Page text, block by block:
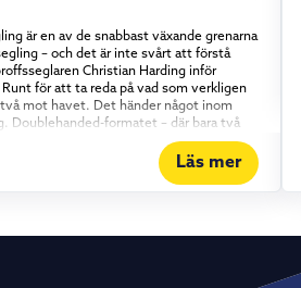
är en av de snabbast växande grenarna
– och det är inte svårt att förstå
Christian Harding inför
för att ta reda på vad som verkligen
två mot havet. Det händer något inom
Doublehanded-formatet – där bara två
båten – har vuxit stadigt under det
decenniet, och intresset visar inga
av. Vi tog en tur med proffsseglaren
Läs mer